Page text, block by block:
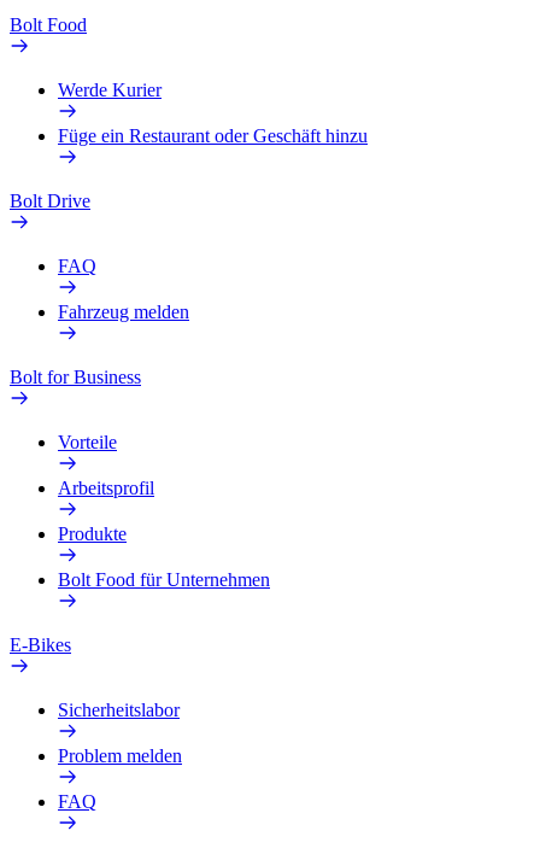
Bolt Food
Werde Kurier
Füge ein Restaurant oder Geschäft hinzu
Bolt Drive
FAQ
Fahrzeug melden
Bolt for Business
Vorteile
Arbeitsprofil
Produkte
Bolt Food für Unternehmen
E-Bikes
Sicherheitslabor
Problem melden
FAQ